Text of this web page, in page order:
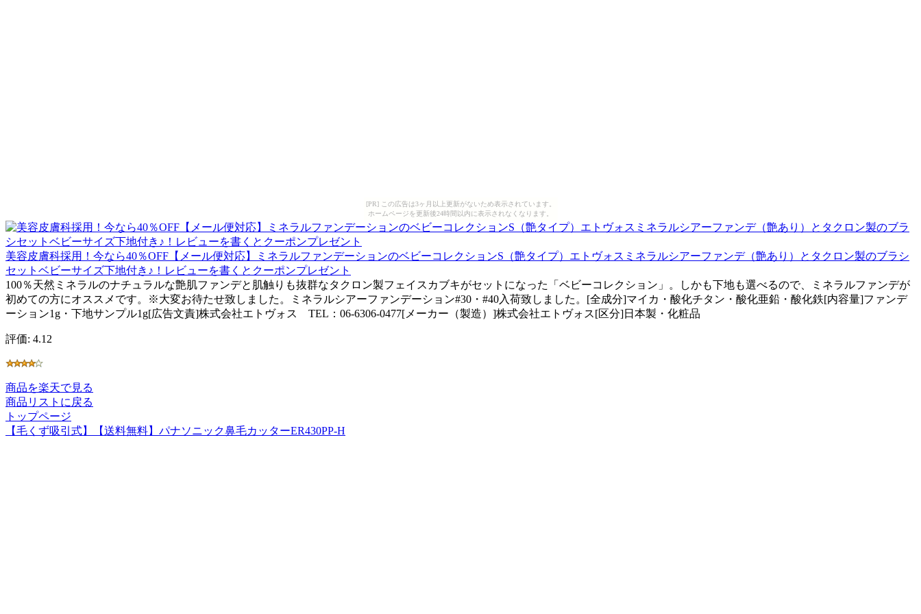
[PR] この広告は3ヶ月以上更新がないため表示されています。
ホームページを更新後24時間以内に表示されなくなります。
美容皮膚科採用！今なら40％OFF【メール便対応】ミネラルファンデーションのベビーコレクションS（艶タイプ）エトヴォスミネラルシアーファンデ（艶あり）とタクロン製のブラシ
セットベビーサイズ下地付き♪！レビューを書くとクーポンプレゼント
100％天然ミネラルのナチュラルな艶肌ファンデと肌触りも抜群なタクロン製フェイスカブキがセットになった「ベビーコレクション」。しかも下地も選べるので、ミネラルファンデが
初めての方にオススメです。※大変お待たせ致しました。ミネラルシアーファンデーション#30・#40入荷致しました。[全成分]マイカ・酸化チタン・酸化亜鉛・酸化鉄[内容量]ファンデ
ーション1g・下地サンプル1g[広告文責]株式会社エトヴォス TEL：06-6306-0477[メーカー（製造）]株式会社エトヴォス[区分]日本製・化粧品
評価: 4.12
商品を楽天で見る
商品リストに戻る
トップページ
【毛くず吸引式】【送料無料】パナソニック鼻毛カッターER430PP-H